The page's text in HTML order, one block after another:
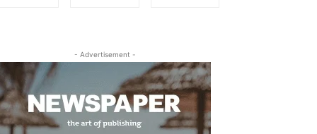
- Advertisement -